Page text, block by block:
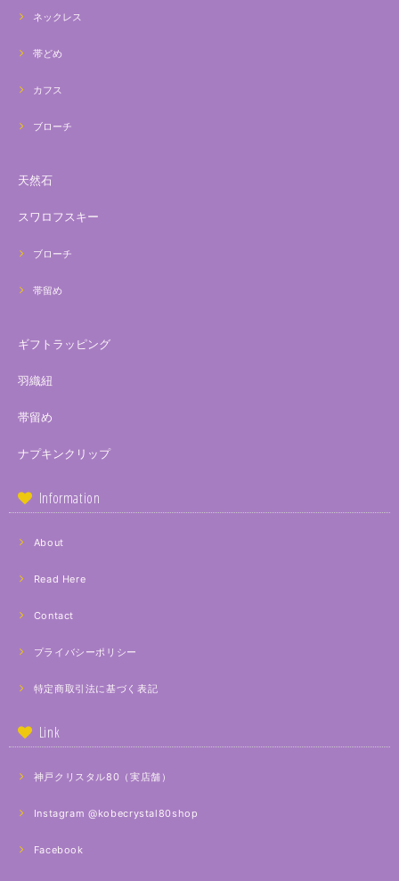
ネックレス
帯どめ
カフス
ブローチ
天然石
スワロフスキー
ブローチ
帯留め
ギフトラッピング
羽織紐
帯留め
ナプキンクリップ
Information
About
Read Here
Contact
プライバシーポリシー
特定商取引法に基づく表記
Link
神戸クリスタル80（実店舗）
Instagram @kobecrystal80shop
Facebook